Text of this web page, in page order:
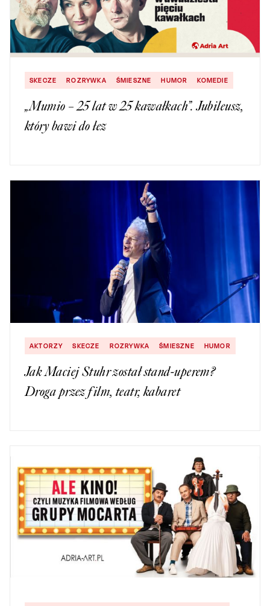
SKECZE ROZRYWKA ŚMIESZNE HUMOR KOMEDIE
„Mumio – 25 lat w 25 kawałkach”. Jubileusz,
który bawi do łez
AKTORZY SKECZE ROZRYWKA ŚMIESZNE HUMOR
Jak Maciej Stuhr został stand-uperem?
Droga przez film, teatr, kabaret